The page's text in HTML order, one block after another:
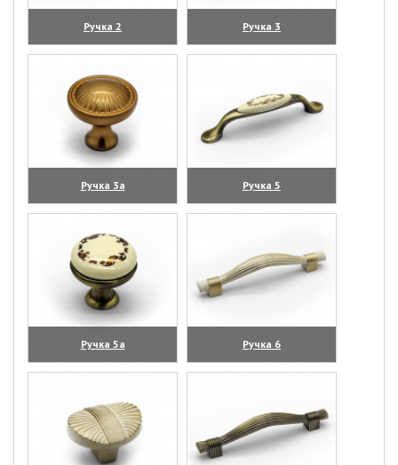
Ручка 2
(увеличить)
Ручка 3
(увеличить)
Ручка 3а
(увеличить)
Ручка 5
(увеличить)
Ручка 5а
(увеличить)
Ручка 6
(увеличить)